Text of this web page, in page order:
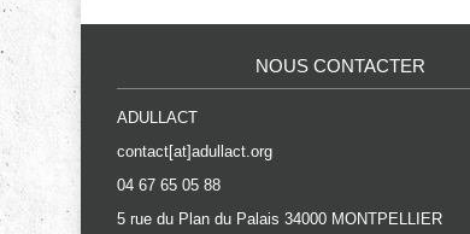
NOUS CONTACTER
ADULLACT
contact[at]adullact.org
04 67 65 05 88
5 rue du Plan du Palais 34000 MONTPELLIER